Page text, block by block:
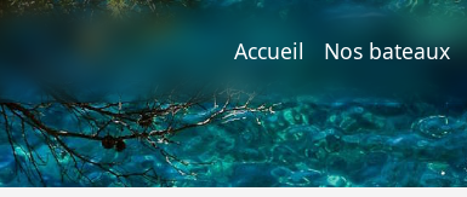
Accueil (current)
Nos bateaux